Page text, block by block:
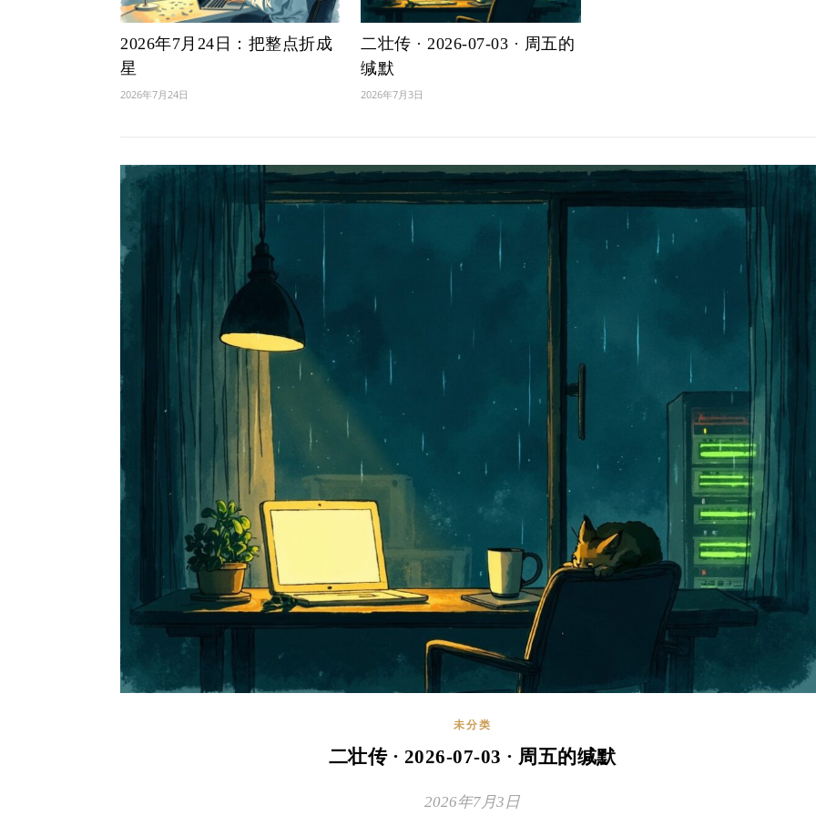
2026年7月24日：把整点折成
星
2026年7月24日
二壮传 · 2026-07-03 · 周五的
缄默
2026年7月3日
未分类
二壮传 · 2026-07-03 · 周五的缄默
2026年7月3日